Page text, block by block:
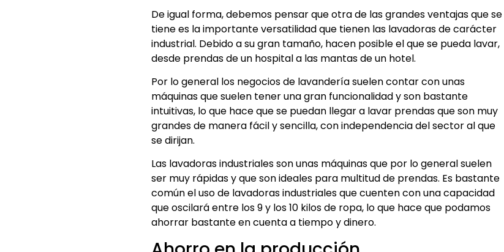
De igual forma, debemos pensar que otra de las grandes ventajas que se
tiene es la importante versatilidad que tienen las lavadoras de carácter
industrial. Debido a su gran tamaño, hacen posible el que se pueda lavar,
desde prendas de un hospital a las mantas de un hotel.
Por lo general los negocios de lavandería suelen contar con unas
máquinas que suelen tener una gran funcionalidad y son bastante
intuitivas, lo que hace que se puedan llegar a lavar prendas que son muy
grandes de manera fácil y sencilla, con independencia del sector al que
se dirijan.
Las lavadoras industriales son unas máquinas que por lo general suelen
ser muy rápidas y que son ideales para multitud de prendas. Es bastante
común el uso de lavadoras industriales que cuenten con una capacidad
que oscilará entre los 9 y los 10 kilos de ropa, lo que hace que podamos
ahorrar bastante en cuenta a tiempo y dinero.